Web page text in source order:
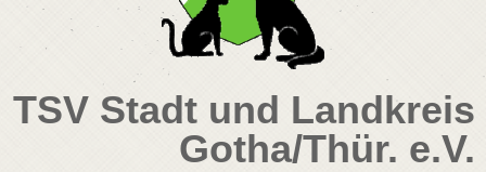
TSV Stadt und Landkreis
Gotha/Thür. e.V.